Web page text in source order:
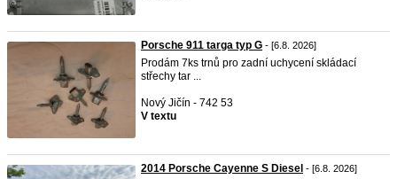
Porsche 911 targa typ G - [6.8. 2026]
Prodám 7ks trnů pro zadní uchycení skládací
střechy tar ...
Nový Jičín - 742 53
V textu
2014 Porsche Cayenne S Diesel - [6.8. 2026]